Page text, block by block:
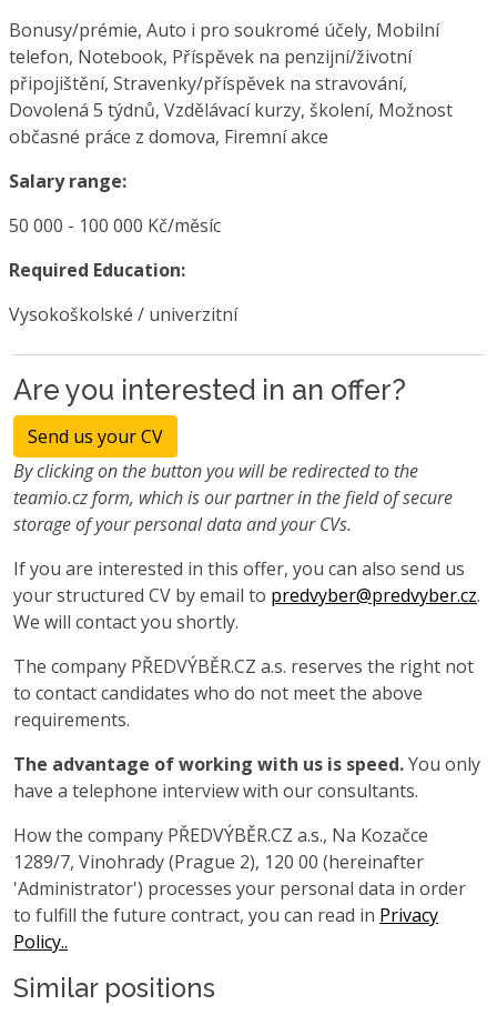
Bonusy/prémie, Auto i pro soukromé účely, Mobilní
telefon, Notebook, Příspěvek na penzijní/životní
připojištění, Stravenky/příspěvek na stravování,
Dovolená 5 týdnů, Vzdělávací kurzy, školení, Možnost
občasné práce z domova, Firemní akce
Salary range:
50 000 - 100 000 Kč/měsíc
Required Education:
Vysokoškolské / univerzitní
Are you interested in an offer?
Send us your CV
By clicking on the button you will be redirected to the
teamio.cz form, which is our partner in the field of secure
storage of your personal data and your CVs.
If you are interested in this offer, you can also send us
your structured CV by email to predvyber@predvyber.cz.
We will contact you shortly.
The company PŘEDVÝBĚR.CZ a.s. reserves the right not
to contact candidates who do not meet the above
requirements.
The advantage of working with us is speed.You only
have a telephone interview with our consultants.
How the company PŘEDVÝBĚR.CZ a.s., Na Kozačce
1289/7, Vinohrady (Prague 2), 120 00 (hereinafter
'Administrator') processes your personal data in order
to fulfill the future contract, you can read in Privacy
Policy..
Similar positions